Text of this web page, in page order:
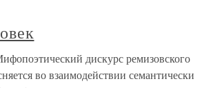
дискурс ремизовского
во взаимодействии семантически